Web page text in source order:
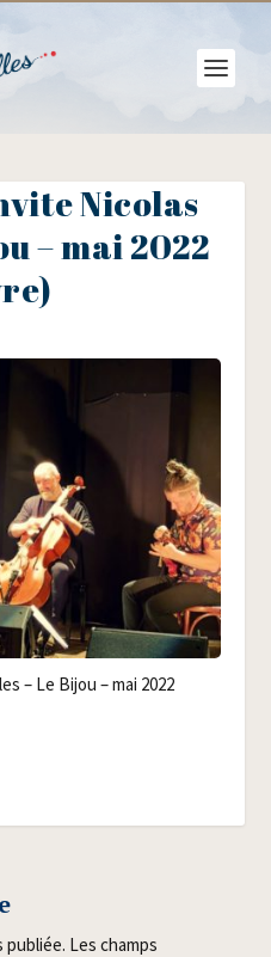
Nicolas
– mai 2022
– Le Bijou – mai 2022
publiée. Les champs